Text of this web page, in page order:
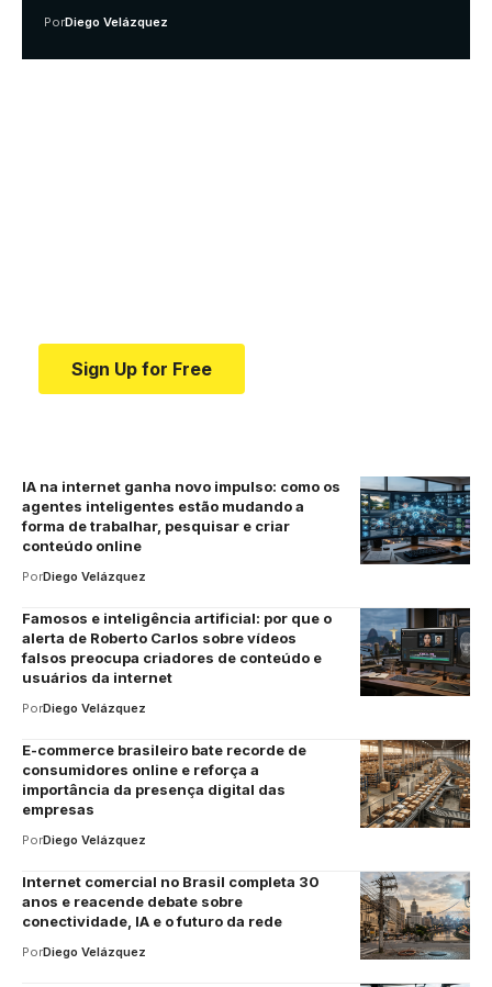
PorDiego Velázquez
Sign Up for Free
IA na internet ganha novo impulso: como os
agentes inteligentes estão mudando a
forma de trabalhar, pesquisar e criar
conteúdo online
PorDiego Velázquez
Famosos e inteligência artificial: por que o
alerta de Roberto Carlos sobre vídeos
falsos preocupa criadores de conteúdo e
usuários da internet
PorDiego Velázquez
E-commerce brasileiro bate recorde de
consumidores online e reforça a
importância da presença digital das
empresas
PorDiego Velázquez
Internet comercial no Brasil completa 30
anos e reacende debate sobre
conectividade, IA e o futuro da rede
PorDiego Velázquez